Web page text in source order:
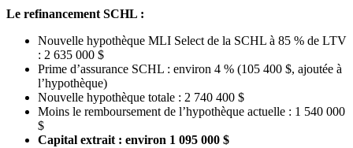
Le refinancement SCHL :
Nouvelle hypothèque MLI Select de la SCHL à 85 % de LTV
: 2 635 000 $
Prime d’assurance SCHL : environ 4 % (105 400 $, ajoutée à
l’hypothèque)
Nouvelle hypothèque totale : 2 740 400 $
Moins le remboursement de l’hypothèque actuelle : 1 540 000
$
Capital extrait : environ 1 095 000 $